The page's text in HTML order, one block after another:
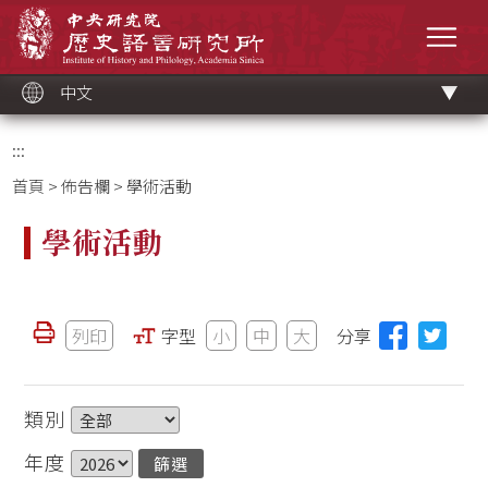
中文
:::
首頁 >佈告欄> 學術活動
學術活動
列印 字型 小 中 大 分享
類別
年度